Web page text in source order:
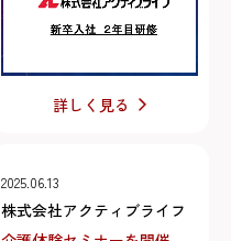
詳しく見る
2025.06.13
株式会社アクティブライフ